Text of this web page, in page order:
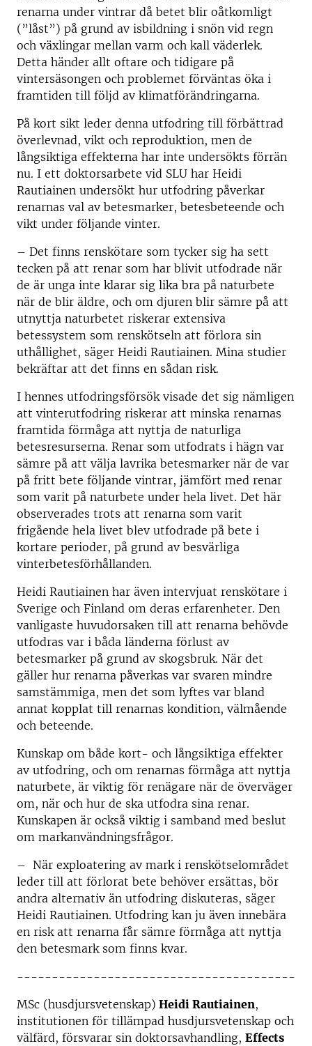
renarna under vintrar då betet blir oåtkomligt
(”låst”) på grund av isbildning i snön vid regn
och växlingar mellan varm och kall väderlek.
Detta händer allt oftare och tidigare på
vintersäsongen och problemet förväntas öka i
framtiden till följd av klimatförändringarna.
På kort sikt leder denna utfodring till förbättrad
överlevnad, vikt och reproduktion, men de
långsiktiga effekterna har inte undersökts förrän
nu. I ett doktorsarbete vid SLU har Heidi
Rautiainen undersökt hur utfodring påverkar
renarnas val av betesmarker, betesbeteende och
vikt under följande vinter.
– Det finns renskötare som tycker sig ha sett
tecken på att renar som har blivit utfodrade när
de är unga inte klarar sig lika bra på naturbete
när de blir äldre, och om djuren blir sämre på att
utnyttja naturbetet riskerar extensiva
betessystem som renskötseln att förlora sin
uthållighet, säger Heidi Rautiainen. Mina studier
bekräftar att det finns en sådan risk.
I hennes utfodringsförsök visade det sig nämligen
att vinterutfodring riskerar att minska renarnas
framtida förmåga att nyttja de naturliga
betesresurserna. Renar som utfodrats i hägn var
sämre på att välja lavrika betesmarker när de var
på fritt bete följande vintrar, jämfört med renar
som varit på naturbete under hela livet. Det här
observerades trots att renarna som varit
frigående hela livet blev utfodrade på bete i
kortare perioder, på grund av besvärliga
vinterbetesförhållanden.
Heidi Rautiainen har även intervjuat renskötare i
Sverige och Finland om deras erfarenheter. Den
vanligaste huvudorsaken till att renarna behövde
utfodras var i båda länderna förlust av
betesmarker på grund av skogsbruk. När det
gäller hur renarna påverkas var svaren mindre
samstämmiga, men det som lyftes var bland
annat kopplat till renarnas kondition, välmående
och beteende.
Kunskap om både kort- och långsiktiga effekter
av utfodring, och om renarnas förmåga att nyttja
naturbete, är viktig för renägare när de överväger
om, när och hur de ska utfodra sina renar.
Kunskapen är också viktig i samband med beslut
om markanvändningsfrågor.
– När exploatering av mark i renskötselområdet
leder till att förlorat bete behöver ersättas, bör
andra alternativ än utfodring diskuteras, säger
Heidi Rautiainen. Utfodring kan ju även innebära
en risk att renarna får sämre förmåga att nyttja
den betesmark som finns kvar.
----------------------------------------
MSc (husdjursvetenskap) Heidi Rautiainen,
institutionen för tillämpad husdjursvetenskap och
välfärd, försvarar sin doktorsavhandling, Effects